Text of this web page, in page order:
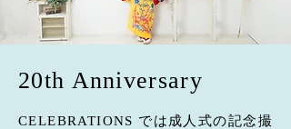
20th Anniversary
CELEBRATIONS では成人式の記念撮